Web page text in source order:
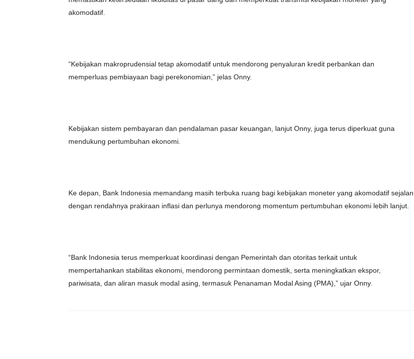
akomodatif.
“Kebijakan makroprudensial tetap akomodatif untuk mendorong penyaluran kredit perbankan dan
memperluas pembiayaan bagi perekonomian,” jelas Onny.
Kebijakan sistem pembayaran dan pendalaman pasar keuangan, lanjut Onny, juga terus diperkuat guna
mendukung pertumbuhan ekonomi.
Ke depan, Bank Indonesia memandang masih terbuka ruang bagi kebijakan moneter yang akomodatif sejalan
dengan rendahnya prakiraan inflasi dan perlunya mendorong momentum pertumbuhan ekonomi lebih lanjut.
“Bank Indonesia terus memperkuat koordinasi dengan Pemerintah dan otoritas terkait untuk
mempertahankan stabilitas ekonomi, mendorong permintaan domestik, serta meningkatkan ekspor,
pariwisata, dan aliran masuk modal asing, termasuk Penanaman Modal Asing (PMA),” ujar Onny.